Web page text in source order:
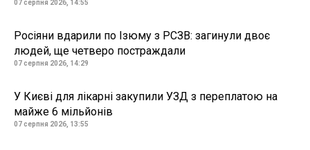
07 серпня 2026, 14:55
Росіяни вдарили по Ізюму з РСЗВ: загинули двоє
людей, ще четверо постраждали
07 серпня 2026, 14:29
У Києві для лікарні закупили УЗД з переплатою на
майже 6 мільйонів
07 серпня 2026, 13:55